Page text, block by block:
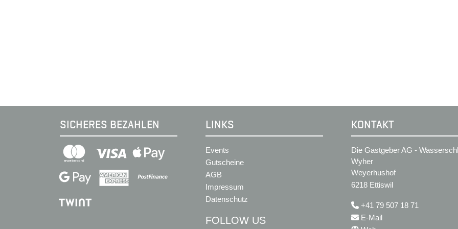
SICHERES BEZAHLEN LINKS
Events
Gutscheine
AGB
Impressum
Datenschutz
FOLLOW US
KONTAKT
Die Gastgeber AG -
Wyher
Weyerhushof
6218 Ettiswil
+41 79 507 18 71
E-Mail